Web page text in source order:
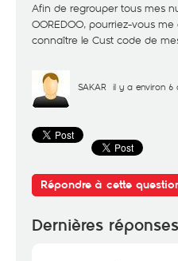
Afin de regrouper tous mes
OOREDOO, pourriez-vous
connaître le Cust code de
SAKAR il y a environ 6
Répondre à cette
Dernières